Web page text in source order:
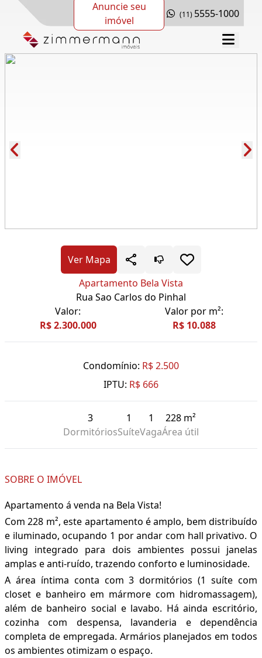
Anuncie seu
imóvel
(11) 5555-1000
Ver Mapa
Apartamento Bela Vista
Rua Sao Carlos do Pinhal
Valor:
R$ 2.300.000
Valor por m²:
R$ 10.088
Condomínio: R$ 2.500
IPTU: R$ 666
3
Dormitórios
1
Suíte
1
Vaga
228 m²
Área útil
SOBRE O IMÓVEL
Apartamento á venda na Bela Vista!
Com 228 m², este apartamento é amplo, bem distribuído
e iluminado, ocupando 1 por andar com hall privativo. O
living integrado para dois ambientes possui janelas
amplas e anti-ruído, trazendo conforto e luminosidade.
A área íntima conta com 3 dormitórios (1 suíte com
closet e banheiro em mármore com hidromassagem),
além de banheiro social e lavabo. Há ainda escritório,
cozinha com despensa, lavanderia e dependência
completa de empregada. Armários planejados em todos
os ambientes otimizam o espaço.